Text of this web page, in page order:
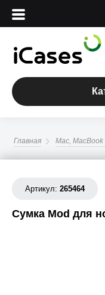
Вход
Сервисный центр
О магазине
Вакансии
Главная Mac,
Артикул: 265464
Сумка Mod для